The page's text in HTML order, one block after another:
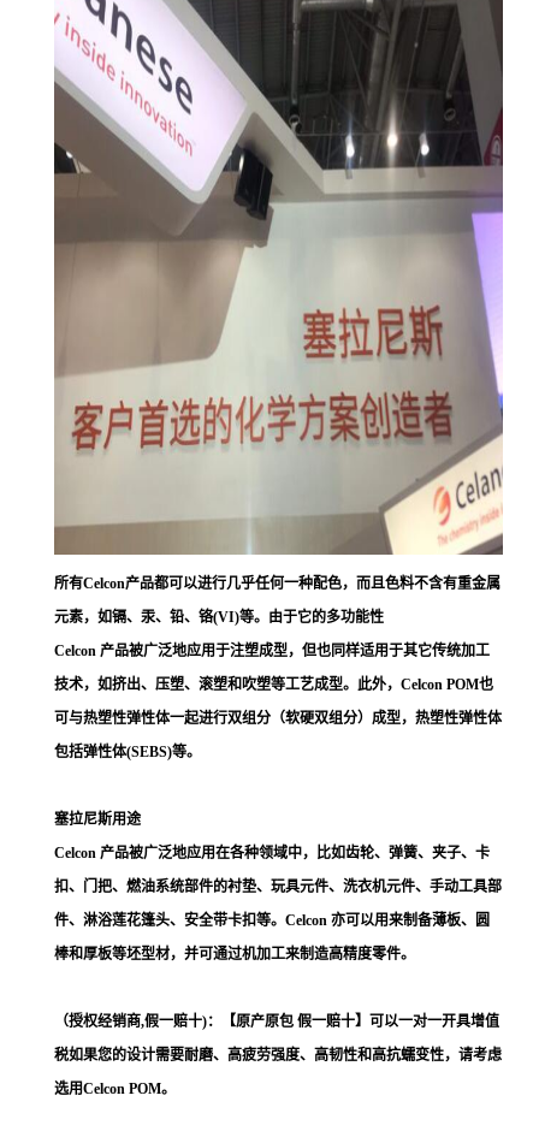
所有Celcon产品都可以进行几乎任何一种配色，而且色料不含有重金属
元素，如镉、汞、铅、铬(VI)等。由于它的多功能性
Celcon 产品被广泛地应用于注塑成型，但也同样适用于其它传统加工
技术，如挤出、压塑、滚塑和吹塑等工艺成型。此外，Celcon POM也
可与热塑性弹性体一起进行双组分（软硬双组分）成型，热塑性弹性体
包括弹性体(SEBS)等。
塞拉尼斯用途
Celcon 产品被广泛地应用在各种领域中，比如齿轮、弹簧、夹子、卡
扣、门把、燃油系统部件的衬垫、玩具元件、洗衣机元件、手动工具部
件、淋浴莲花篷头、安全带卡扣等。Celcon 亦可以用来制备薄板、圆
棒和厚板等坯型材，并可通过机加工来制造高精度零件。
（授权经销商,假一赔十)：【原产原包 假一赔十】可以一对一开具增值
税如果您的设计需要耐磨、高疲劳强度、高韧性和高抗蠕变性，请考虑
选用Celcon POM。